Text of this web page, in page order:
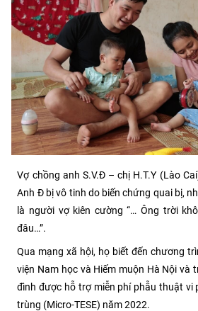
Vợ chồng anh S.V.Đ – chị H.T.Y (Lào
Anh Đ bị vô tinh do biến chứng quai bị,
là người vợ kiên cường “… Ông trời
đâu…”.
Qua mạng xã hội, họ biết đến chương
viện Nam học và Hiếm muộn Hà Nội và
đình được hỗ trợ miễn phí phẫu thuật vi
trùng (Micro-TESE) năm 2022.